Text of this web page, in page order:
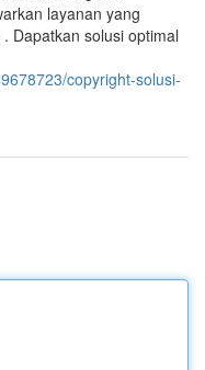
layanan yang
Dapatkan solusi optimal
copyright-solusi-